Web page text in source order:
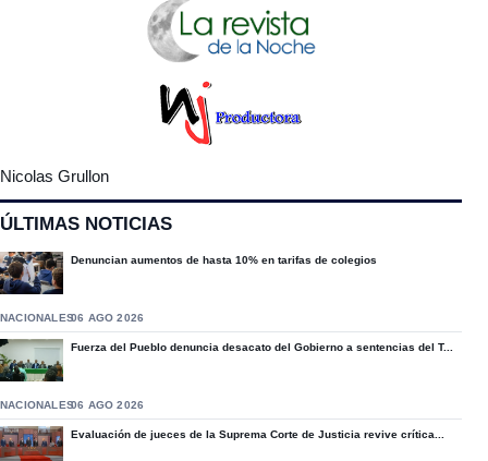
Nicolas Grullon
ÚLTIMAS NOTICIAS
Denuncian aumentos de hasta 10% en tarifas de colegios
NACIONALES06 AGO 2026
Fuerza del Pueblo denuncia desacato del Gobierno a sentencias del T...
NACIONALES06 AGO 2026
Evaluación de jueces de la Suprema Corte de Justicia revive crítica...